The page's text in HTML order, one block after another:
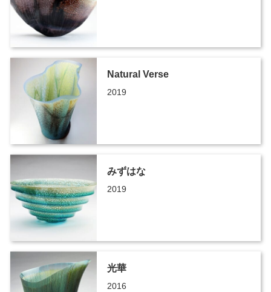
Natural Verse
2019
みずはな
2019
光華
2016